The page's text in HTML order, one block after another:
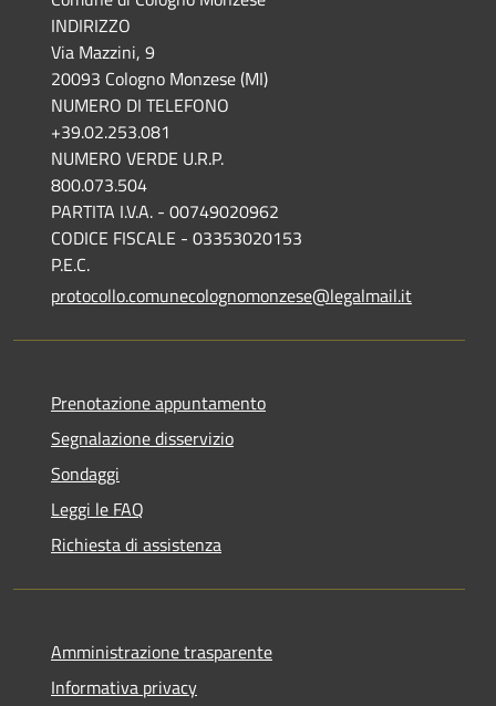
INDIRIZZO
Via Mazzini, 9
20093 Cologno Monzese (MI)
NUMERO DI TELEFONO
+39.02.253.081
NUMERO VERDE U.R.P.
800.073.504
PARTITA I.V.A. - 00749020962
CODICE FISCALE - 03353020153
P.E.C.
protocollo.comunecolognomonzese@legalmail.it
Prenotazione appuntamento
Segnalazione disservizio
Sondaggi
Leggi le FAQ
Richiesta di assistenza
Amministrazione trasparente
Informativa privacy